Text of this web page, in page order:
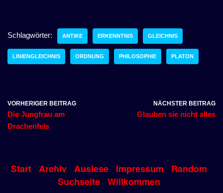
Schlagwörter: ANTIKE ERKENNTNIS GLEICHNIS
LINIENGLEICHNIS ORDNUNG PHILOSOPHIE PLATON
VORHERIGER BEITRAG
Die Jungfrau am
Drachenfels
NÄCHSTER BEITRAG
Glauben sie nicht alles
Start Archiv Auslese Impressum
Random
Suchseite Willkommen